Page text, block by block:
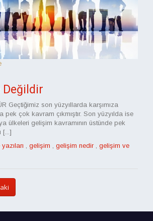
Değildir
Geçtiğimiz son yüzyıllarda karşımıza
pek çok kavram çıkmıştır. Son yüzyılda ise
ülkeleri gelişim kavramının üstünde pek
[...]
gelişim gelişim nedir, gelişim ve